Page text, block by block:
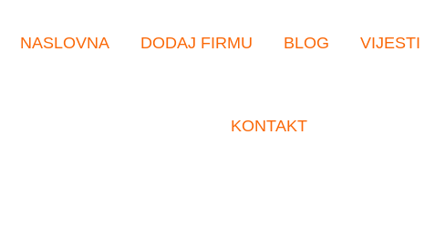
NASLOVNA DODAJ FIRMU BLOG VIJESTI
KONTAKT